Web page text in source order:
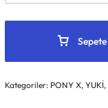
Kategoriler: PONY X,YUKİ,